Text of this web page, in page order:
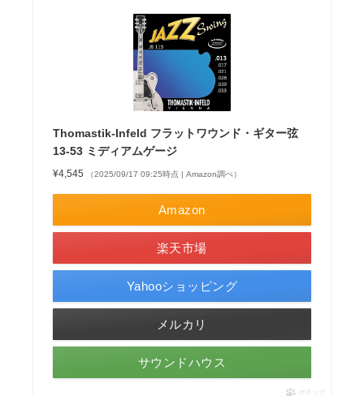
Thomastik-Infeld フラットワウンド・ギター弦
13-53 ミディアムゲージ
¥4,545 （2025/09/17 09:25時点 | Amazon調べ）
Amazon
楽天市場
Yahooショッピング
メルカリ
サウンドハウス
ポチップ